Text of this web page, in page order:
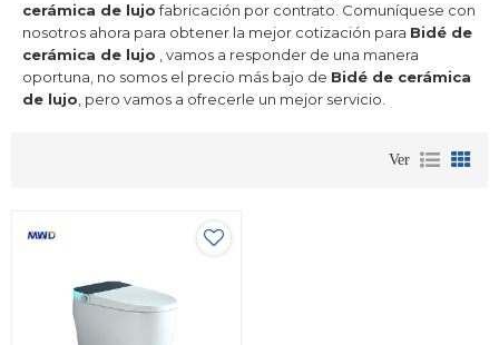
cerámica de lujofabricación por contrato. Comuníquese con
nosotros ahora para obtener la mejor cotización para Bidé de
cerámica de lujo , vamos a responder de una manera
oportuna, no somos el precio más bajo de Bidé de cerámica
de lujo , pero vamos a ofrecerle un mejor servicio.
Ver